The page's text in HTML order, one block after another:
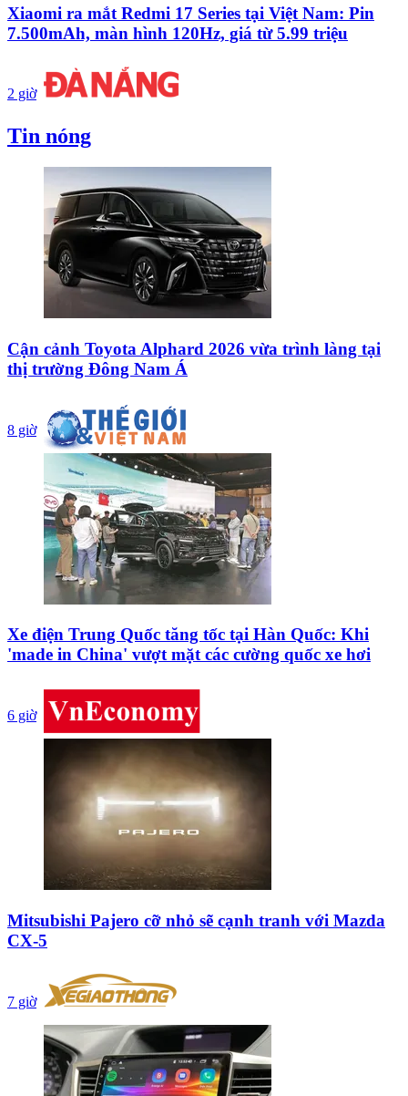
Xiaomi ra mắt Redmi 17 Series tại Việt Nam: Pin
7.500mAh, màn hình 120Hz, giá từ 5.99 triệu
2 giờ
Tin nóng
Cận cảnh Toyota Alphard 2026 vừa trình làng tại
thị trường Đông Nam Á
8 giờ
Xe điện Trung Quốc tăng tốc tại Hàn Quốc: Khi
'made in China' vượt mặt các cường quốc xe hơi
6 giờ
Mitsubishi Pajero cỡ nhỏ sẽ cạnh tranh với Mazda
CX-5
7 giờ